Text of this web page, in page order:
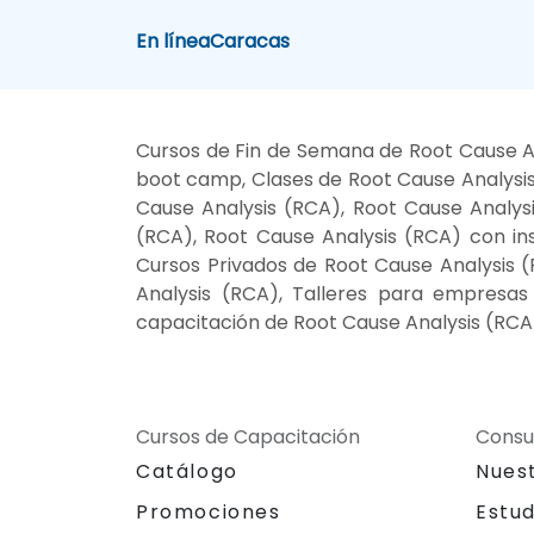
En líneaCaracas
Cursos de Fin de Semana de Root Cause
boot camp, Clases de Root Cause
Cause Analysis (RCA), Root Cause
(RCA), Root Cause Analysis (RCA) con
Cursos Privados de Root Cause
Analysis (RCA), Talleres para
capacitación de Root Cause Analysis
Cursos de Capacitación
Catálogo
Promociones